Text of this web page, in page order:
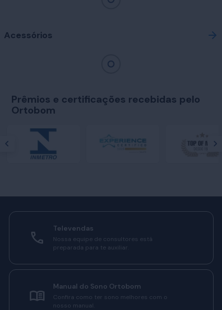
Acessórios
Prêmios e certificações recebidas pelo
Ortobom
Televendas
Nossa equipe de consultores está
preparada para te auxiliar.
Manual do Sono Ortobom
Confira como ter sono melhores com o
nosso manual.